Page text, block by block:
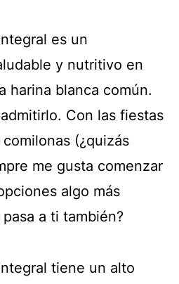
es un
y nutritivo en
harina blanca común.
Con las fiestas
(¿quizás
me gusta comenzar
algo más
a ti también?
tiene un alto